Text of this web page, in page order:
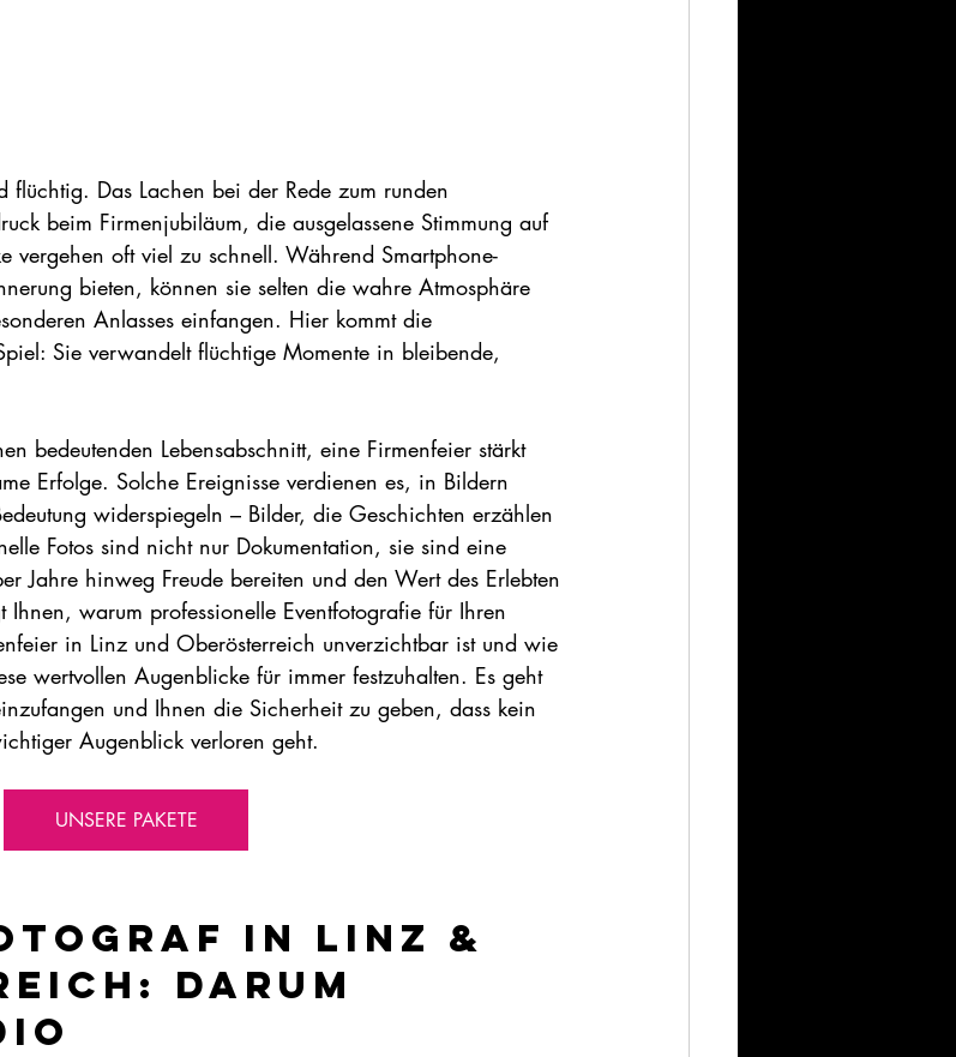
flüchtig. Das Lachen bei der Rede zum runden
beim Firmenjubiläum, die ausgelassene Stimmung auf
vergehen oft viel zu schnell. Während Smartphone-
bieten, können sie selten die wahre Atmosphäre
Anlasses einfangen. Hier kommt die
Sie verwandelt flüchtige Momente in bleibende,
bedeutenden Lebensabschnitt, eine Firmenfeier stärkt
Erfolge. Solche Ereignisse verdienen es, in Bildern
widerspiegeln – Bilder, die Geschichten erzählen
Fotos sind nicht nur Dokumentation, sie sind eine
Jahre hinweg Freude bereiten und den Wert des Erlebten
Ihnen, warum professionelle Eventfotografie für Ihren
in Linz und Oberösterreich unverzichtbar ist und wie
wertvollen Augenblicke für immer festzuhalten. Es geht
und Ihnen die Sicherheit zu geben, dass kein
Augenblick verloren geht.
UNSERE PAKETE
in Linz &
Darum